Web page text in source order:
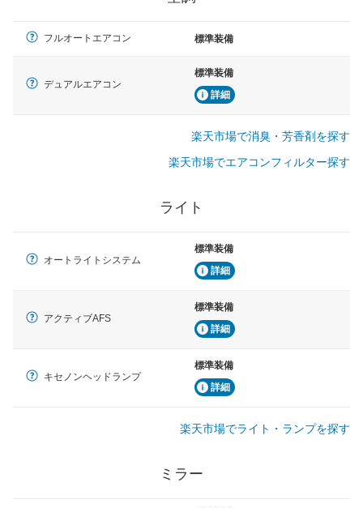
フルオートエアコン 標準装備
デュアルエアコン
標準装備
詳細
楽天市場で消臭・芳香剤を探す
楽天市場でエアコンフィルター探す
ライト
オートライトシステム
標準装備
詳細
アクティブAFS
標準装備
詳細
キセノンヘッドランプ
標準装備
詳細
楽天市場でライト・ランプを探す
ミラー